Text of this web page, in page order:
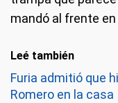
mandó al frente en
Leé también
Furia admitió que
Romero en la casa